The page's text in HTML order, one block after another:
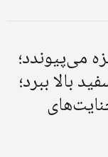
می‌پیوندد؛
بالا ببرد؛